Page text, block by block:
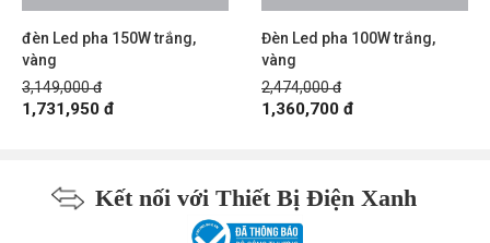
đèn Led pha 150W trắng,
vàng
3,149,000 đ
1,731,950 đ
Đèn Led pha 100W trắng,
vàng
2,474,000 đ
1,360,700 đ
Kết nối với Thiết Bị Điện Xanh